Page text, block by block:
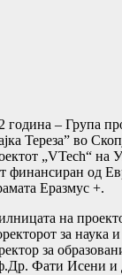
година – Група
Тереза” во
„VTech“ на
финансиран од
Еразмус +.
на
за
за
Фати Исени и